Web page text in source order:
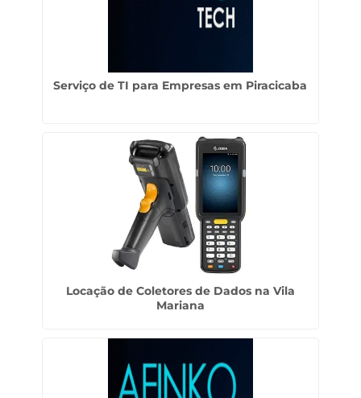
Serviço de TI para Empresas em Piracicaba
Locação de Coletores de Dados na Vila
Mariana